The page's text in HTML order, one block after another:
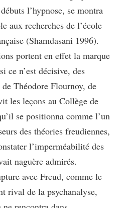
l’hypnose, se montra
aux recherches de l’école
(Shamdasani 1996).
portent en effet la marque
ce n’est décisive, des
Théodore Flournoy, de
les leçons au Collège de
se positionna comme l’un
des théories freudiennes,
l’imperméabilité des
naguère admirés.
avec Freud, comme le
rival de la psychanalyse,